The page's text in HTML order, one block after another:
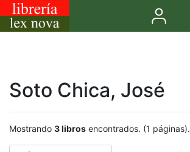
Soto Chica, José
Mostrando 3 libros encontrados. (1 páginas).